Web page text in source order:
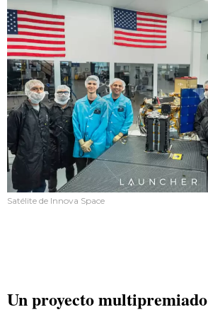
Satélite de Innova Space
Un proyecto multipremiado